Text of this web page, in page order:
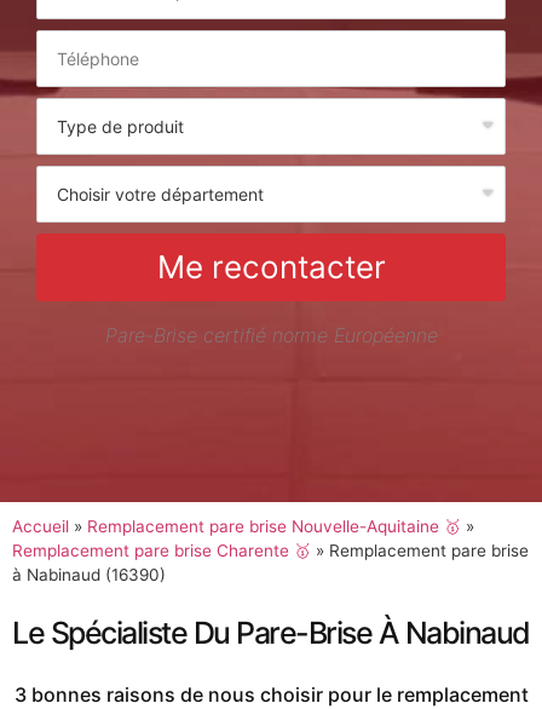
Me recontacter
Pare-Brise certifié norme Européenne
Accueil » Remplacement pare brise Nouvelle-Aquitaine 🥇 »
Remplacement pare brise Charente 🥇 » Remplacement pare brise
à Nabinaud (16390)
Le Spécialiste Du Pare-Brise À Nabinaud
3 bonnes raisons de nous choisir pour le remplacement